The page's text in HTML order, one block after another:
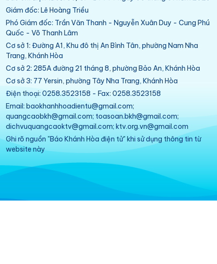
Giám đốc: Lê Hoàng Triều
Phó Giám đốc: Trần Văn Thanh - Nguyễn Xuân Duy - Cung Phú
Quốc - Võ Thanh Lâm
Cơ sở 1: Đường A1, Khu đô thị An Bình Tân, phường Nam Nha
Trang, Khánh Hòa
Cơ sở 2: 285A đường 21 tháng 8, phường Bảo An, Khánh Hòa
Cơ sở 3: 77 Yersin, phường Tây Nha Trang, Khánh Hòa
Điện thoại: 0258.3523158 - Fax: 0258.3523158
Email: baokhanhhoadientu@gmail.com;
quangcaobkh@gmail.com; toasoan.bkh@gmail.com;
dichvuquangcaoktv@gmail.com; ktv.org.vn@gmail.com
Ghi rõ nguồn "Báo Khánh Hòa điện tử" khi sử dụng thông tin từ
website này